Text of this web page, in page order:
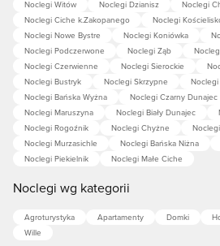
Noclegi Witów Noclegi Dzianisz
Noclegi
Noclegi Ciche k.Zakopanego
Noclegi
Noclegi Nowe Bystre
Noclegi Koniówka
Noclegi Podczerwone
Noclegi Ząb
Noclegi Czerwienne
Noclegi Sierockie
Noclegi Bustryk
Noclegi Skrzypne
Noclegi
Noclegi Bańska Wyżna
Noclegi Czarny Dunajec
Noclegi Maruszyna
Noclegi Biały Dunajec
Noclegi Rogoźnik
Noclegi Chyżne
Noclegi Murzasichle
Noclegi Bańska Niżna
Noclegi Piekielnik
Noclegi Małe Ciche
Noclegi wg kategorii
Agroturystyka Apartamenty Domki
Wille